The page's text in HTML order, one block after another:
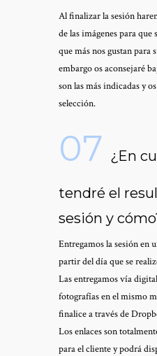
Al finalizar la sesión
de las imágenes para que
que más nos gustan
embargo os aconsejaré
son las más indicadas y
selección.
07 ¿En
tendré el
sesión y
Entregamos la sesión en
partir del día que se
Las entregamos vía
fotografías en el mismo
finalice a través de
Los enlaces son
para el cliente y podrá